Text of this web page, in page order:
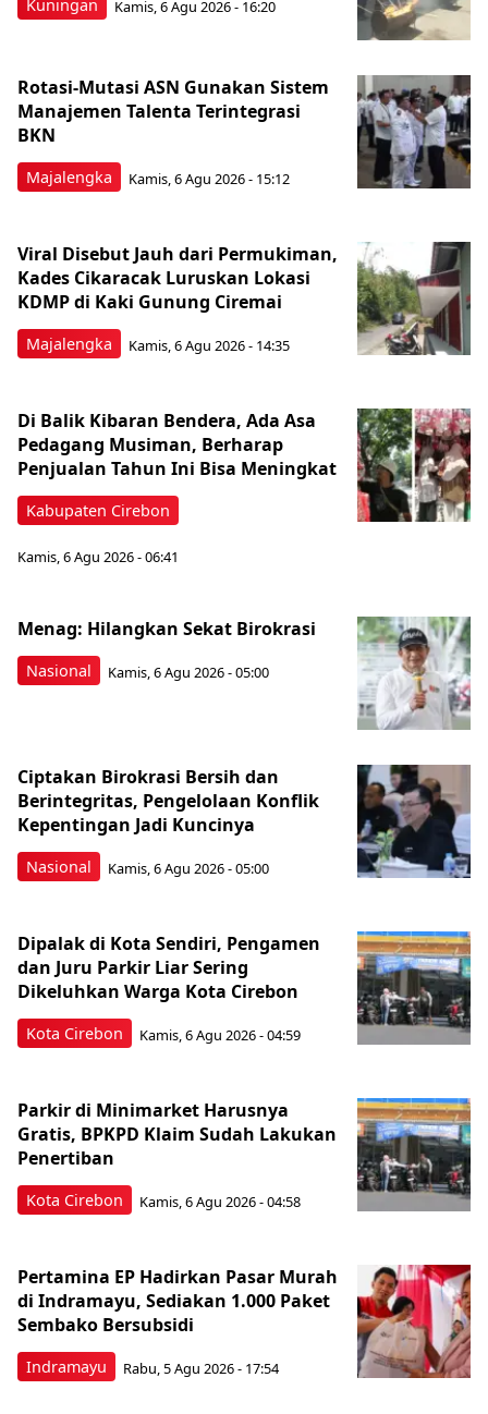
Kuningan Kamis, 6 Agu 2026 - 16:20
Majalengka
Rotasi-Mutasi ASN Gunakan Sistem
Manajemen Talenta Terintegrasi
BKN
Kamis, 6 Agu 2026 - 15:12
Majalengka
Viral Disebut Jauh dari Permukiman,
Kades Cikaracak Luruskan Lokasi
KDMP di Kaki Gunung Ciremai
Kamis, 6 Agu 2026 - 14:35
Kabupaten Cirebon
Di Balik Kibaran Bendera, Ada Asa
Pedagang Musiman, Berharap
Penjualan Tahun Ini Bisa Meningkat
Kamis, 6 Agu 2026 - 06:41
Nasional
Menag: Hilangkan Sekat Birokrasi
Kamis, 6 Agu 2026 - 05:00
Nasional
Ciptakan Birokrasi Bersih dan
Berintegritas, Pengelolaan Konflik
Kepentingan Jadi Kuncinya
Kamis, 6 Agu 2026 - 05:00
Kota Cirebon
Dipalak di Kota Sendiri, Pengamen
dan Juru Parkir Liar Sering
Dikeluhkan Warga Kota Cirebon
Kamis, 6 Agu 2026 - 04:59
Kota Cirebon
Parkir di Minimarket Harusnya
Gratis, BPKPD Klaim Sudah Lakukan
Penertiban
Kamis, 6 Agu 2026 - 04:58
Indramayu
Pertamina EP Hadirkan Pasar Murah
di Indramayu, Sediakan 1.000 Paket
Sembako Bersubsidi
Rabu, 5 Agu 2026 - 17:54